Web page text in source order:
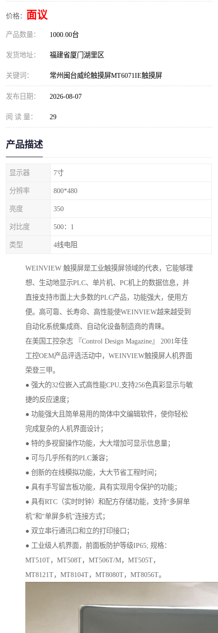
价格： 面议
产品数量： 1000.00台
发货地址： 福建省厦门湖里区
关键词： 常州闽台威纶触摸屏MT6071IE触摸屏
发布日期： 2026-08-07
阅 读 量： 29
产品描述
显示器 7寸
分辨率 800*480
亮度 350
对比度 500：1
类型 4线电阻
WEINVIEW 触摸屏是工业触摸屏领域的代表，它能够理
想、生动地显示PLC、单片机、PC机上的数据信息，并
直接支持市面上大多数的PLC产品，功能强大，使用方
便。高可靠、长寿命、高性能使WEINVIEW越来越受到
自动化系统集成商、自动化设备制造商的青睐。
在美国工控杂志 『Control Design Magazine』 2001年佳
工控OEM产品评选活动中，WEINVIEW触摸屏人机界面
荣登三甲。
● 强大的32位嵌入式高性能CPU,支持256色真彩显示与敏
捷的反应速度；
● 功能强大且简单易用的简体中文编辑软件，使你轻松
完成复杂的人机界面设计；
● 特的多视窗操作功能，大大增加可显示信息量；
● 可与几乎所有的PLC兼容；
● 创新的在线模拟功能，大大节省工程时间；
● 具有手写留言板功能，具有实现用令保护的功能；
● 具有RTC（实时时钟）和配方存储功能，支持“多屏单
机”和“单屏多机”连接方式；
● 双立串行通讯口和立的打印接口；
● 工业级人机界面，前面板防护等级IP65; 规格：
MT510T，MT508T，MT506T/M，MT505T，
MT8121T，MT8104T，MT8080T，MT8056T。